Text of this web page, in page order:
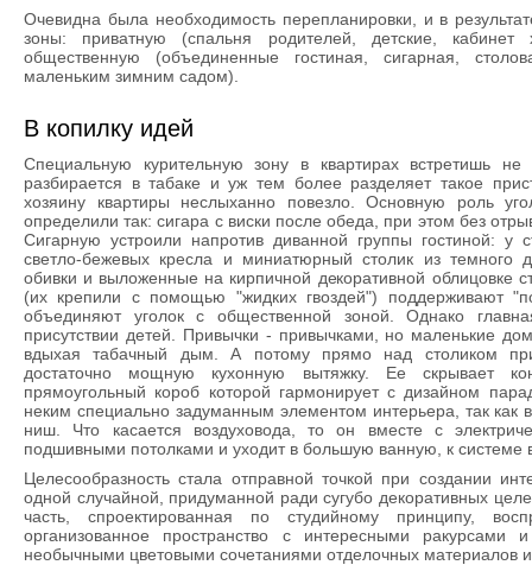
Очевидна была необходимость перепланировки, и в
зоны: приватную (спальня родителей, детские,
общественную (объединенные гостиная, сигарная,
маленьким зимним садом).
В копилку идей
Специальную курительную зону в квартирах встретишь
разбирается в табаке и уж тем более разделяет такое
хозяину квартиры неслыханно повезло. Основную роль
определили так: сигара с виски после обеда, при этом без
Сигарную устроили напротив диванной группы гостиной: у
светло-бежевых кресла и миниатюрный столик из темного
обивки и выложенные на кирпичной декоративной облицовке
(их крепили с помощью "жидких гвоздей") поддерживают
объединяют уголок с общественной зоной. Однако
присутствии детей. Привычки - привычками, но маленькие
вдыхая табачный дым. А потому прямо над столиком
достаточно мощную кухонную вытяжку. Ее скрывает
прямоугольный короб которой гармонирует с дизайном
неким специально задуманным элементом интерьера, так как
ниш. Что касается воздуховода, то он вместе с
подшивными потолками и уходит в большую ванную, к системе
Целесообразность стала отправной точкой при создании
одной случайной, придуманной ради сугубо декоративных
часть, спроектированная по студийному принципу,
организованное пространство с интересными ракурсами
необычными цветовыми сочетаниями отделочных материалов